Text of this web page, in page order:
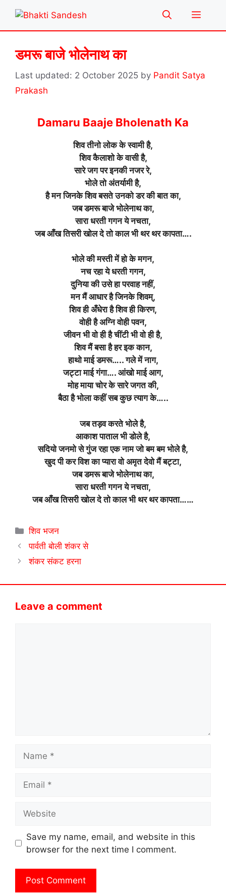
content
Menu
डमरू बाजे भोलेनाथ का
2 October 2025 by Pandit Satya
Prakash
Damaru Baaje Bholenath Ka
शिव तीनो लोक के स्वामी है,
शिव कैलाशो के वासी है,
सारे जग पर इनकी नजर रे,
भोले तो अंतर्यामी है,
है मन जिनके शिव बसते उनको डर की बात का,
जब डमरू बाजे भोलेनाथ का,
सारा धरती गगन ये नचता,
जब आँख तिसरी खोल दे तो काल भी थर थर कापता….
भोले की मस्ती में हो के मगन,
नच रहा ये धरती गगन,
दुनिया की उसे हा परवाह नहीं,
मन मैं आधार है जिनके शिवम्,
शिव ही अँधेरा है शिव ही किरण,
वोही है अग्नि वोही पवन,
जीवन भी वो ही है चींटी भी वो ही है,
शिव मैं बसा है हर इक कान,
हाथो माई डमरू….. गले में नाग,
जट्टा माई गंगा…. आंखो माई आग,
मोह माया चोर के सारे जगत की,
बैठा है भोला कहीं सब कुछ त्याग के…..
जब तड़व करते भोले है,
आकाश पाताल भी डोले है,
सदियो जनमो से गुंज रहा एक नाम जो बम बम भोले है,
खुद पी कर विश का प्यारा वो अमृत देवो मैं बट्टा,
जब डमरू बाजे भोलेनाथ का,
सारा धरती गगन ये नचता,
जब आँख तिसरी खोल दे तो काल भी थर थर कापता……
Categories
शिव भजन
पार्वती बोली शंकर से
शंकर संकट हरना
Leave a comment
Save my name, email, and website in this
browser for the next time I comment.